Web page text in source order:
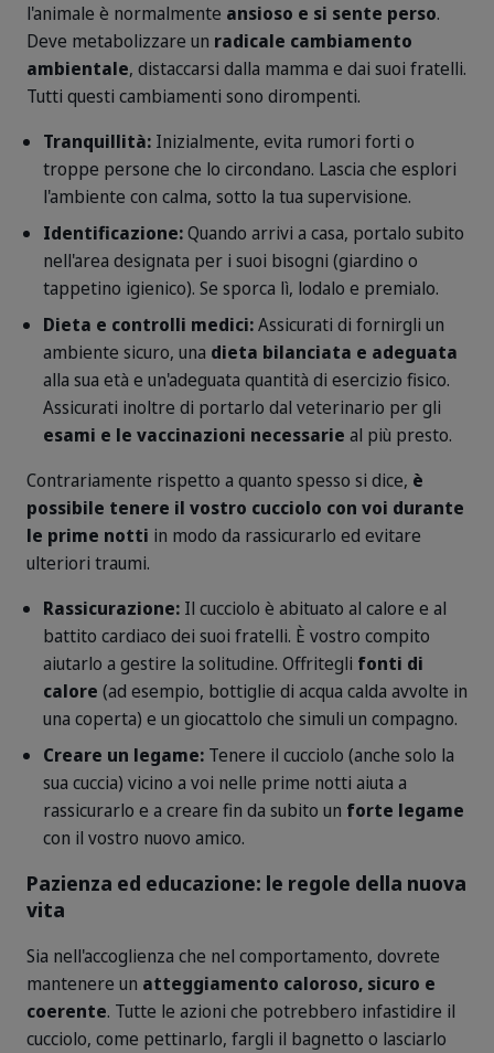
l'animale è normalmente ansioso e si sente perso.
Deve metabolizzare un radicale cambiamento
ambientale, distaccarsi dalla mamma e dai suoi fratelli.
Tutti questi cambiamenti sono dirompenti.
Tranquillità: Inizialmente, evita rumori forti o
troppe persone che lo circondano. Lascia che esplori
l'ambiente con calma, sotto la tua supervisione.
Identificazione:Quando arrivi a casa, portalo subito
nell'area designata per i suoi bisogni (giardino o
tappetino igienico). Se sporca lì, lodalo e premialo.
Dieta e controlli medici:Assicurati di fornirgli un
ambiente sicuro, una dieta bilanciata e adeguata
alla sua età e un'adeguata quantità di esercizio fisico.
Assicurati inoltre di portarlo dal veterinario per gli
esami e le vaccinazioni necessarie al più presto.
Contrariamente rispetto a quanto spesso si dice, è
possibile tenere il vostro cucciolo con voi durante
le prime notti in modo da rassicurarlo ed evitare
ulteriori traumi.
Rassicurazione: Il cucciolo è abituato al calore e al
battito cardiaco dei suoi fratelli. È vostro compito
aiutarlo a gestire la solitudine. Offritegli fonti di
calore (ad esempio, bottiglie di acqua calda avvolte in
una coperta) e un giocattolo che simuli un compagno.
Creare un legame: Tenere il cucciolo (anche solo la
sua cuccia) vicino a voi nelle prime notti aiuta a
rassicurarlo e a creare fin da subito un forte legame
con il vostro nuovo amico.
Pazienza ed educazione: le regole della nuova
vita
Sia nell'accoglienza che nel comportamento, dovrete
mantenere un atteggiamento caloroso, sicuro e
coerente. Tutte le azioni che potrebbero infastidire il
cucciolo, come pettinarlo, fargli il bagnetto o lasciarlo